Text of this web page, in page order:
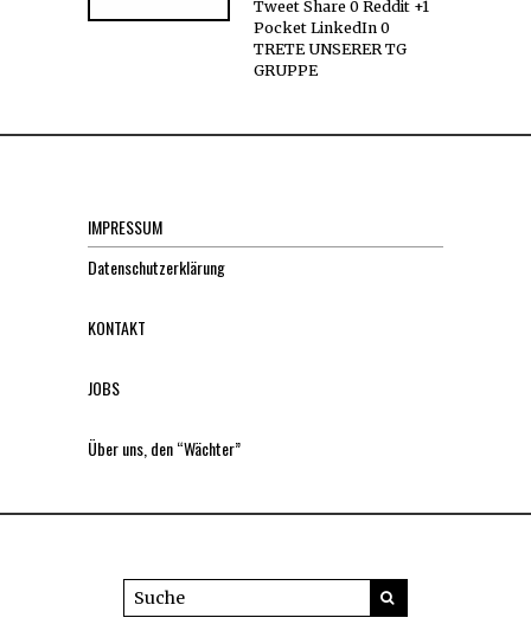
Tweet Share 0 Reddit +1
Pocket LinkedIn 0
TRETE UNSERER TG
GRUPPE
IMPRESSUM
Datenschutzerklärung
KONTAKT
JOBS
Über uns, den “Wächter”